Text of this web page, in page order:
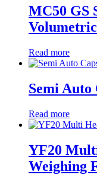
MC50 GS
Read more
Semi
Read more
YF20
Weighing